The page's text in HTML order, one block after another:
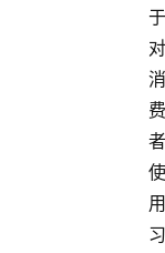
于
对
消
费
者
使
用
习